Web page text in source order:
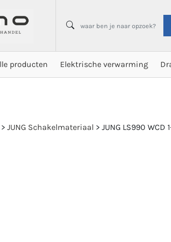
producten Elektrische verwarming
> JUNG Schakelmateriaal > JUNG LS990 WCD